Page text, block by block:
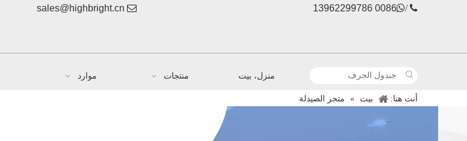
 /

0086 13962299786

sales@highbright.cn
منزل، بيت منتجات موارد
أنت هنا: بيت » متجر الصيدلة